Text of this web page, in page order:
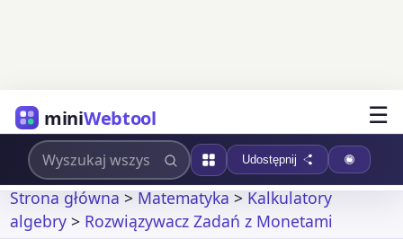
miniWebtool ☰
Udostępnij
Strona główna>Matematyka>Kalkulatory
algebry > Rozwiązywacz Zadań z Monetami